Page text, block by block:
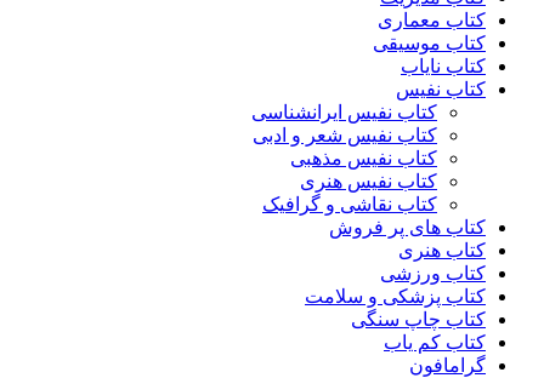
کتاب معماری
کتاب موسیقی
کتاب نایاب
کتاب نفیس
کتاب نفیس ایرانشناسی
کتاب نفیس شعر و ادبی
کتاب نفیس مذهبی
کتاب نفیس هنری
کتاب نقاشی و گرافیک
کتاب های پر فروش
کتاب هنری
کتاب ورزشی
کتاب پزشکی و سلامت
کتاب چاپ سنگی
کتاب کم یاب
گرامافون